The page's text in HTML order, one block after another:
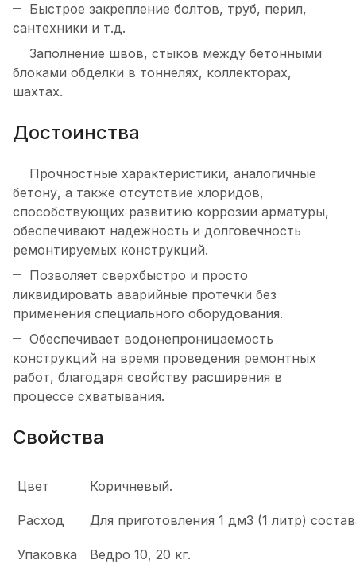
Быстрое закрепление болтов, труб, перил,
сантехники и т.д.
Заполнение швов, стыков между бетонными
блоками обделки в тоннелях, коллекторах,
шахтах.
Достоинства
Прочностные характеристики, аналогичные
бетону, а также отсутствие хлоридов,
способствующих развитию коррозии арматуры,
обеспечивают надежность и долговечность
ремонтируемых конструкций.
Позволяет сверхбыстро и просто
ликвидировать аварийные протечки без
применения специального оборудования.
Обеспечивает водонепроницаемость
конструкций на время проведения ремонтных
работ, благодаря свойству расширения в
процессе схватывания.
Свойства
Цвет Коричневый.
Расход Для приготовления 1 дм3 (1 литр)
Упаковка Ведро 10, 20 кг.